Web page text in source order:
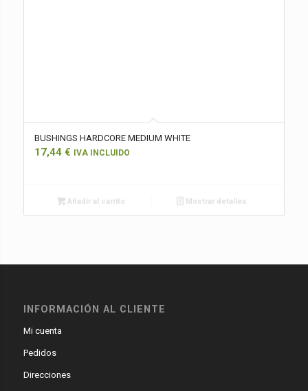
BUSHINGS HARDCORE MEDIUM WHITE
17,44 € IVA INCLUIDO
Añadir al carrito Mostrar detalles
INFORMACIÓN AL CLIENTE
Mi cuenta
Pedidos
Direcciones